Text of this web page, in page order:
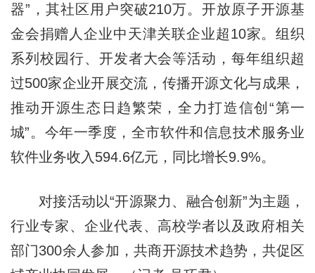
器”，其社区用户突破210万。开放原子开源基
金会捐赠人企业中天津关联企业超10家。组织
系列校园行、开发者大会等活动，每年组织超
过500家企业开展交流，传播开源文化与成果，
推动开源生态日趋繁荣，全力打造信创“第一
城”。今年一季度，全市软件和信息技术服务业
软件业务收入594.6亿元，同比增长9.9%。
对接活动以“开源聚力、融合创新”为主题，
行业专家、企业代表、高校学者以及政府相关
部门300余人参加，共商开源技术趋势，共促区